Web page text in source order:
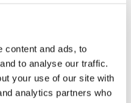
content and ads, to
to analyse our traffic.
your use of our site with
analytics partners who